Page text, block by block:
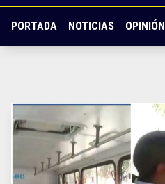
PORTADA NOTICIAS OPINIÓN